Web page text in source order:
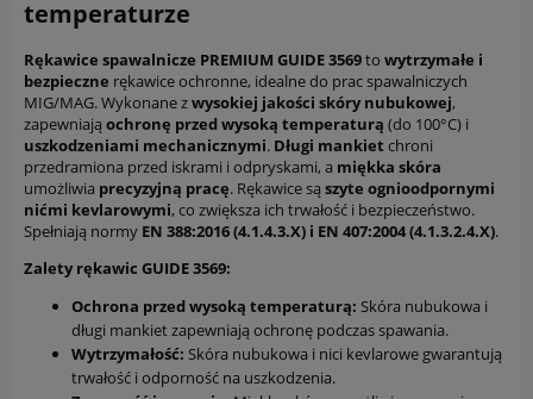
temperaturze
Rękawice spawalnicze PREMIUM GUIDE 3569to wytrzymałe i
bezpieczne rękawice ochronne, idealne do prac spawalniczych
MIG/MAG. Wykonane zwysokiej jakości skóry nubukowej,
zapewniają ochronę przed wysoką temperaturą (do 100°C) i
uszkodzeniami mechanicznymi. Długi mankiet chroni
przedramiona przed iskrami i odpryskami, a miękka skóra
umożliwia precyzyjną pracę. Rękawice są szyte ognioodpornymi
nićmi kevlarowymi, co zwiększa ich trwałość i bezpieczeństwo.
Spełniają normy EN 388:2016 (4.1.4.3.X) i EN 407:2004 (4.1.3.2.4.X).
Zalety rękawic GUIDE 3569:
Ochrona przed wysoką temperaturą: Skóra nubukowa i
długi mankiet zapewniają ochronę podczas spawania.
Wytrzymałość: Skóra nubukowa i nici kevlarowe gwarantują
trwałość i odporność na uszkodzenia.